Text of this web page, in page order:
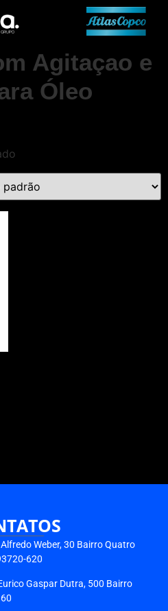
Agitaçao e
Óleo
Weber, 30 Bairro Quatro
620
Gaspar Dutra, 500 Bairro